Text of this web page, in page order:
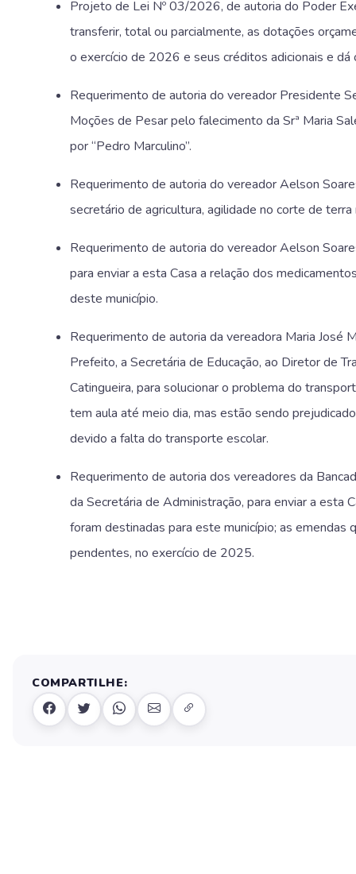
Projeto de Lei Nº 03/2026, de autoria do Poder
transferir, total ou parcialmente, as dotações
o exercício de 2026 e seus créditos adicionais e dá
Requerimento de autoria do vereador Presidente
Moções de Pesar pelo falecimento da Srª Maria
por “Pedro Marculino”.
Requerimento de autoria do vereador Aelson
secretário de agricultura, agilidade no corte de terra
Requerimento de autoria do vereador Aelson
para enviar a esta Casa a relação dos
deste município.
Requerimento de autoria da vereadora Maria José
Prefeito, a Secretária de Educação, ao Diretor de
Catingueira, para solucionar o problema do
tem aula até meio dia, mas estão sendo
devido a falta do transporte escolar.
Requerimento de autoria dos vereadores da
da Secretária de Administração, para enviar a esta
foram destinadas para este município; as emendas
pendentes, no exercício de 2025.
COMPARTILHE: